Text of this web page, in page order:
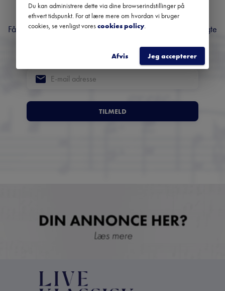
musik
Få overblik over kommende koncerter, festivaler og udvalgte
TILMELD
Du kan administrere dette via dine browserindstillinger på
ethvert tidspunkt. For at lære mere om hvordan vi bruger
cookies, se venligst vorescookies policy.
Afvis Jeg accepterer